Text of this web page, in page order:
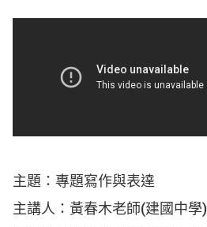
主題：專題寫作與表達
主講人：黃春木老師(建國中學)